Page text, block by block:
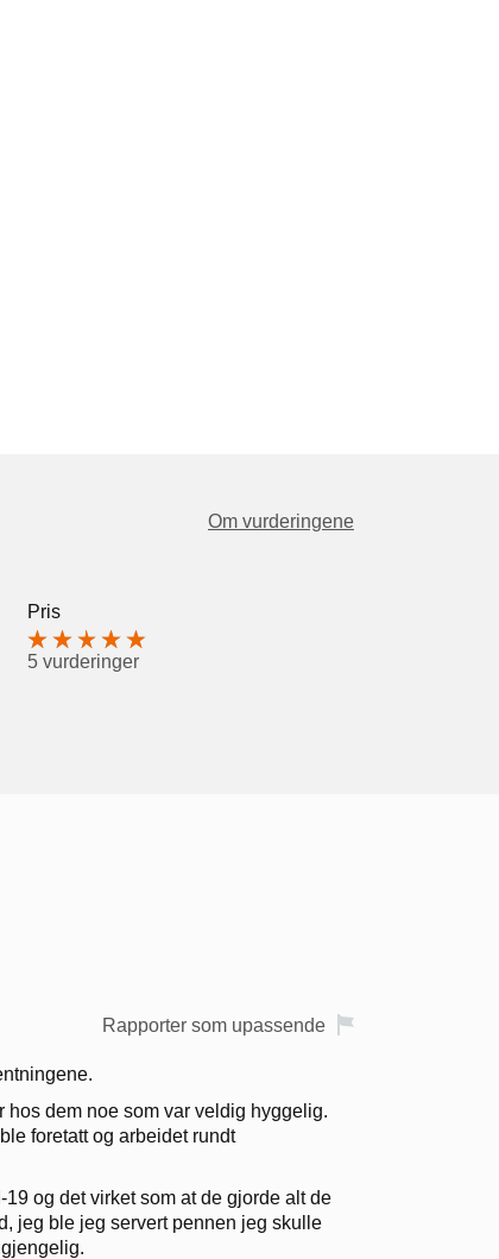
Om vurderingene
Pris
5 vurderinger
Rapporter som upassende
hos dem noe som var veldig hyggelig.
foretatt og arbeidet rundt
og det virket som at de gjorde alt de
jeg ble jeg servert pennen jeg skulle